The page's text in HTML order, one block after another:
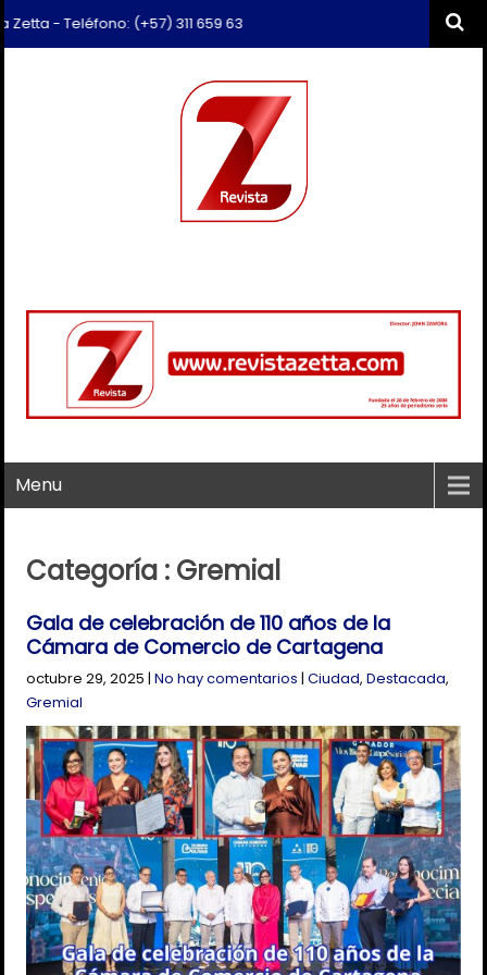
Teléfono: (+57) 311 659 6374 - Correo: revista.zetta@gmail.com
Menu
Categoría : Gremial
Gala de celebración de 110 años de la
Cámara de Comercio de Cartagena
octubre 29, 2025 |No hay comentarios |Ciudad,Destacada,
Gremial